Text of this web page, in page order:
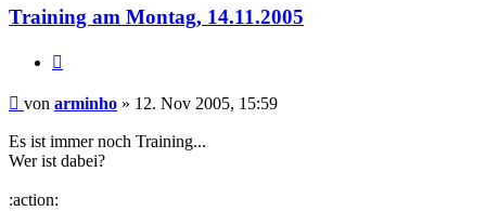
Training am Montag, 14.11.2005
Beitrag
von arminho » 12. Nov 2005, 15:59
Es ist immer noch Training...
Wer ist dabei?
:action: